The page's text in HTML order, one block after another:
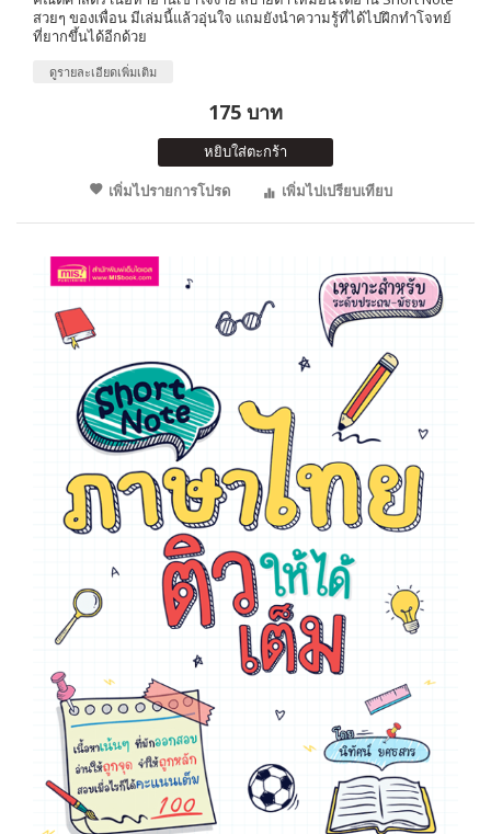
สวยๆ ของเพื่อน มีเล่มนี้แล้วอุ่นใจ แถมยังนำความรู้ที่ได้ไปฝึกทำโจทย์
ที่ยากขึ้นได้อีกด้วย
ดูรายละเอียดเพิ่มเติม
175 บาท
หยิบใส่ตะกร้า
เพิ่มไปรายการโปรด
เพิ่มไปเปรียบเทียบ